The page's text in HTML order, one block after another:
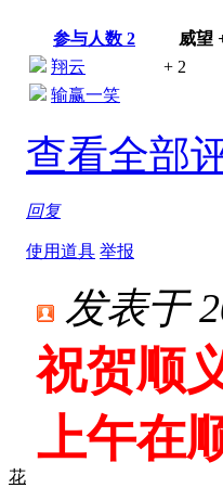
参与人数 2 威望
翔云
+ 2
输赢一笑
查看全部
回复
使用道具 举报
花
发表于
祝贺顺
上午在